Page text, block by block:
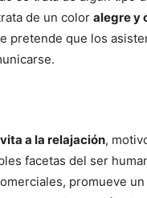
de un color alegre y
pretende que los
a la relajación,
facetas del ser
promueve un